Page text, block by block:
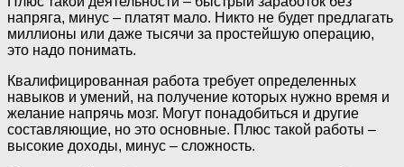
напряга, минус – платят мало. Никто не будет предлагать
миллионы или даже тысячи за простейшую операцию,
это надо понимать.
Квалифицированная работа требует определенных
навыков и умений, на получение которых нужно время и
желание напрячь мозг. Могут понадобиться и другие
составляющие, но это основные. Плюс такой работы –
высокие доходы, минус – сложность.